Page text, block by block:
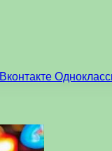
Вконтакте